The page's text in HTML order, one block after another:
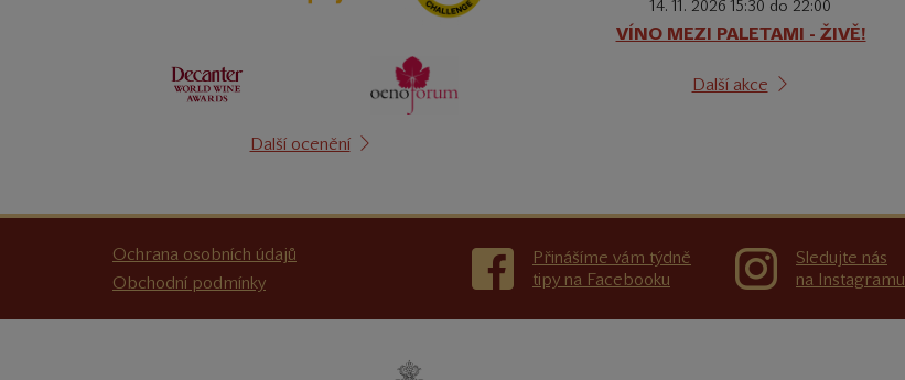
Další ocenění
14. 11. 2026 15:30 do 22:00
VÍNO MEZI PALETAMI - ŽIVĚ!
Další akce
Ochrana osobních údajů
Obchodní podmínky
Přinášíme vám týdně
tipy na Facebooku
Sledujte nás
na Instagramu